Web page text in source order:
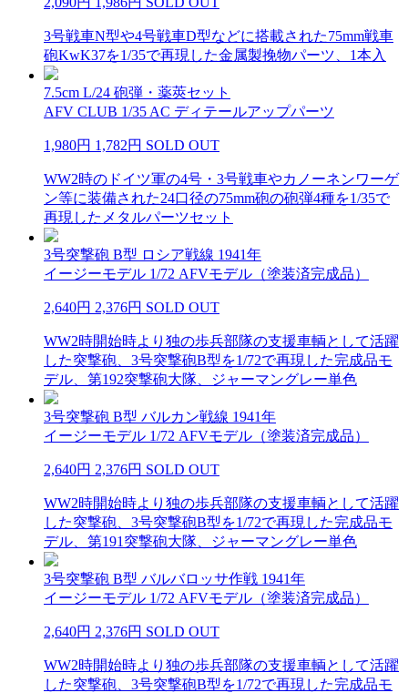
3号戦車N型や4号戦車D型などに搭載された75mm戦車
砲KwK37を1/35で再現した金属製挽物パーツ、1本入
7.5cm L/24 砲弾・薬莢セット
AFV CLUB 1/35 AC ディテールアップパーツ
1,980円 1,782円 SOLD OUT
WW2時のドイツ軍の4号・3号戦車やカノーネンワーゲ
ン等に装備された24口径の75mm砲の砲弾4種を1/35で
再現したメタルパーツセット
3号突撃砲 B型 ロシア戦線 1941年
イージーモデル 1/72 AFVモデル（塗装済完成品）
2,640円 2,376円 SOLD OUT
WW2時開始時より独の歩兵部隊の支援車輌として活躍
した突撃砲、3号突撃砲B型を1/72で再現した完成品モ
デル、第192突撃砲大隊、ジャーマングレー単色
3号突撃砲 B型 バルカン戦線 1941年
イージーモデル 1/72 AFVモデル（塗装済完成品）
2,640円 2,376円 SOLD OUT
WW2時開始時より独の歩兵部隊の支援車輌として活躍
した突撃砲、3号突撃砲B型を1/72で再現した完成品モ
デル、第191突撃砲大隊、ジャーマングレー単色
3号突撃砲 B型 バルバロッサ作戦 1941年
イージーモデル 1/72 AFVモデル（塗装済完成品）
2,640円 2,376円 SOLD OUT
WW2時開始時より独の歩兵部隊の支援車輌として活躍
した突撃砲、3号突撃砲B型を1/72で再現した完成品モ